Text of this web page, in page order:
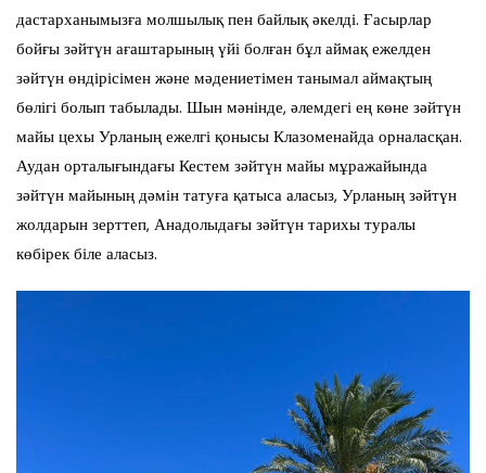
дастарханымызға молшылық пен байлық әкелді. Ғасырлар
бойғы зәйтүн ағаштарының үйі болған бұл аймақ ежелден
зәйтүн өндірісімен және мәдениетімен танымал аймақтың
бөлігі болып табылады. Шын мәнінде, әлемдегі ең көне зәйтүн
майы цехы Урланың ежелгі қонысы Клазоменайда орналасқан.
Аудан орталығындағы Кестем зәйтүн майы мұражайында
зәйтүн майының дәмін татуға қатыса аласыз, Урланың зәйтүн
жолдарын зерттеп, Анадолыдағы зәйтүн тарихы туралы
көбірек біле аласыз.